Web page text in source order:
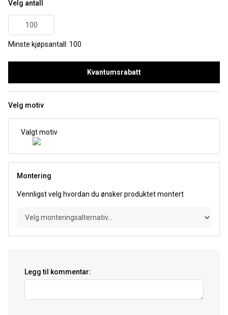
Velg antall
Minste kjøpsantall: 100
Kvantumsrabatt
Velg motiv
Valgt motiv
Montering
Vennligst velg hvordan du ønsker produktet montert
Legg til kommentar: